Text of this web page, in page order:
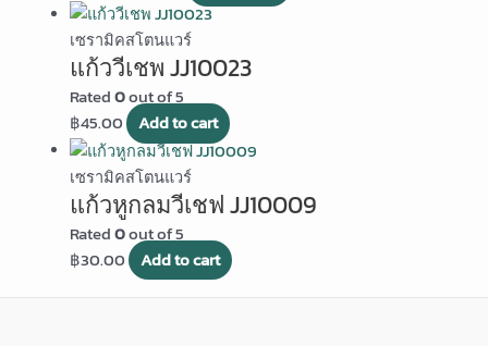
เซรามิคสโตนแวร์
แก้ววีเชพ JJ10023
Rated0out of 5
฿45.00 Add to cart
เซรามิคสโตนแวร์
แก้วหูกลมวีเชฟ JJ10009
Rated0out of 5
฿30.00 Add to cart